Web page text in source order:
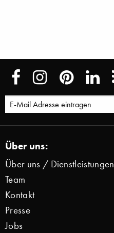
Über uns:
Über uns / Dienstleistungen
Team
Kontakt
Presse
Jobs